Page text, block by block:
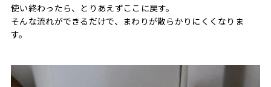
使い終わったら、とりあえずここに戻す。
そんな流れができるだけで、まわりが散らかりにくくなりま
す。